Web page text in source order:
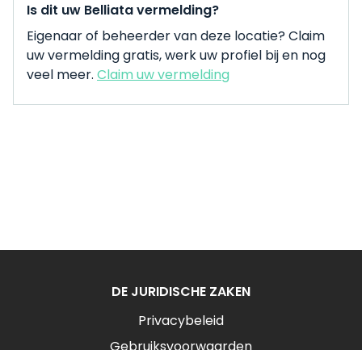
Is dit uw Belliata vermelding?
Eigenaar of beheerder van deze locatie? Claim
uw vermelding gratis, werk uw profiel bij en nog
veel meer. Claim uw vermelding
DE JURIDISCHE ZAKEN
Privacybeleid